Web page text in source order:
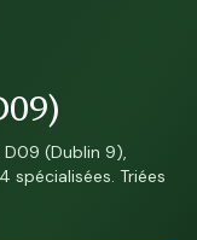
(Dublin 9),
spécialisées. Triées